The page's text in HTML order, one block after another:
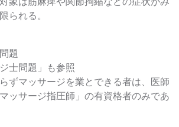
られる。
題
士問題」も参照
ずマッサージを業とできる者は、医師
ッサージ指圧師」の有資格者のみであ